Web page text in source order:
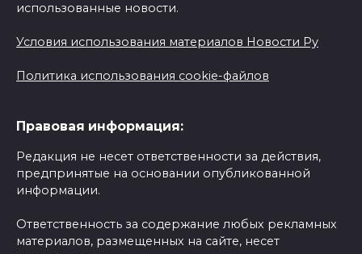
использованные новости.
Условия использования материалов Новости Ру
Политика использования cookie-файлов
Правовая информация:
Редакция не несет ответственности за действия,
предпринятые на основании опубликованной
информации.
Ответственность за содержание любых рекламных
материалов, размещенных на сайте, несет